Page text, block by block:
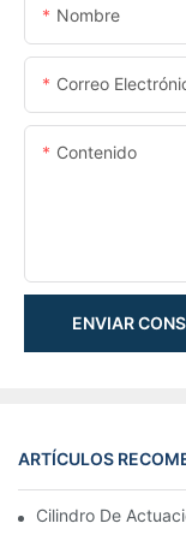
Nombre
Correo
Contenido
ENVIAR
ARTÍCULOS
Cilindro De